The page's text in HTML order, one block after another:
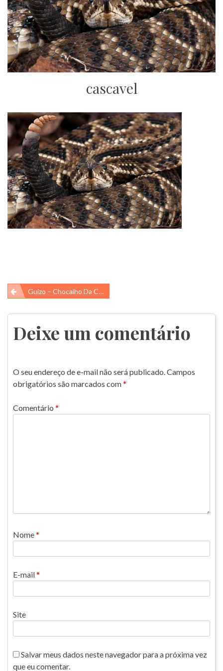
cascavel
Navegação
de
Post
Guizo – Chocalho Da Cascavel
Deixe um comentário
O seu endereço de e-mail não será publicado.Campos
obrigatórios são marcados com*
Comentário *
Nome*
E-mail*
Site
Salvar meus dados neste navegador para a próxima vez
que eu comentar.